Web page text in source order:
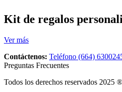
Kit de regalos
Ver más
Contáctenos: Teléfono (664)
Preguntas Frecuentes
Todos los derechos reservados 2025 ®